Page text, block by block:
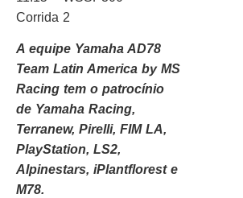
Corrida 2
A equipe Yamaha AD78
Team Latin America by MS
Racing tem o patrocínio
de Yamaha Racing,
Terranew, Pirelli, FIM LA,
PlayStation, LS2,
Alpinestars, iPlantflorest e
M78.